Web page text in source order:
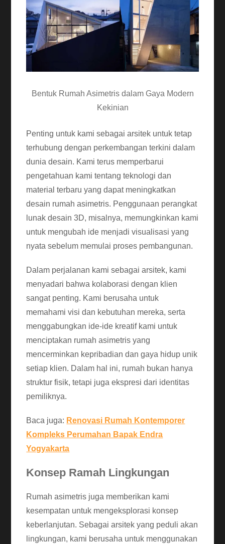
Bentuk Rumah Asimetris dalam Gaya Modern
Kekinian
Penting untuk kami sebagai arsitek untuk tetap
terhubung dengan perkembangan terkini dalam
dunia desain. Kami terus memperbarui
pengetahuan kami tentang teknologi dan
material terbaru yang dapat meningkatkan
desain rumah asimetris. Penggunaan perangkat
lunak desain 3D, misalnya, memungkinkan kami
untuk mengubah ide menjadi visualisasi yang
nyata sebelum memulai proses pembangunan.
Dalam perjalanan kami sebagai arsitek, kami
menyadari bahwa kolaborasi dengan klien
sangat penting. Kami berusaha untuk
memahami visi dan kebutuhan mereka, serta
menggabungkan ide-ide kreatif kami untuk
menciptakan rumah asimetris yang
mencerminkan kepribadian dan gaya hidup unik
setiap klien. Dalam hal ini, rumah bukan hanya
struktur fisik, tetapi juga ekspresi dari identitas
pemiliknya.
Baca juga: Renovasi Rumah Kontemporer
Kompleks Perumahan Bapak Endra
Yogyakarta
Konsep Ramah Lingkungan
Rumah asimetris juga memberikan kami
kesempatan untuk mengeksplorasi konsep
keberlanjutan. Sebagai arsitek yang peduli akan
lingkungan, kami berusaha untuk menggunakan